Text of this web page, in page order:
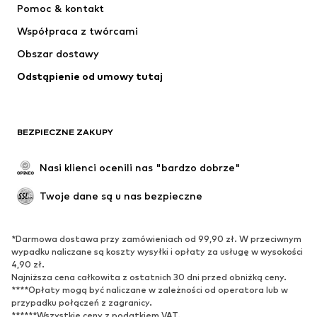
SUPERFIT
Pomoc & kontakt
Współpraca z twórcami
Obszar dostawy
Odstąpienie od umowy tutaj
BEZPIECZNE ZAKUPY
Nasi klienci ocenili nas "bardzo dobrze"
Twoje dane są u nas bezpieczne
*Darmowa dostawa przy zamówieniach od 99,90 zł. W przeciwnym
wypadku naliczane są koszty wysyłki i opłaty za usługę w wysokości
4,90 zł.
Najniższa cena całkowita z ostatnich 30 dni przed obniżką ceny.
****Opłaty mogą być naliczane w zależności od operatora lub w
przypadku połączeń z zagranicy.